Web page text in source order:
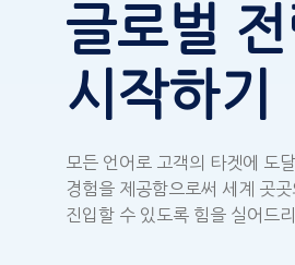
글로벌
시작하기
모든 언어로 고객의 타겟에 도
경험을 제공함으로써 세계 곳곳
진입할 수 있도록 힘을 실어드